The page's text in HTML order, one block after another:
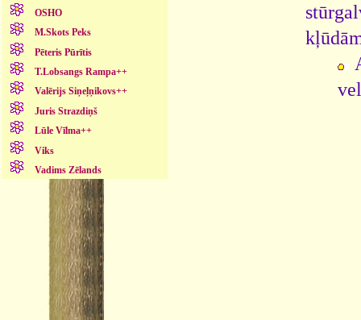
OSHO
M.Skots Peks
Pēteris Pūrītis
T.Lobsangs Rampa++
Valērijs Siņeļņikovs++
Juris Strazdiņš
Lūle Vīlma++
Viks
Vadims Zēlands